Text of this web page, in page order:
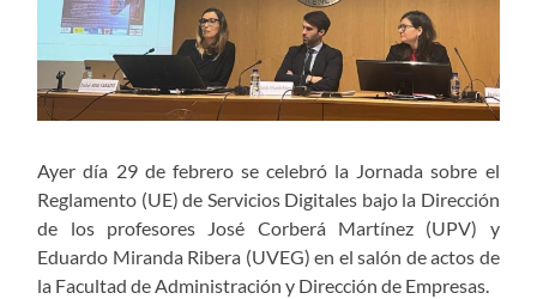
Ayer día 29 de febrero se celebró la Jornada sobre el
Reglamento (UE) de Servicios Digitales bajo la Dirección
de los profesores José Corberá Martínez (UPV) y
Eduardo Miranda Ribera (UVEG) en el salón de actos de
la Facultad de Administración y Dirección de Empresas.